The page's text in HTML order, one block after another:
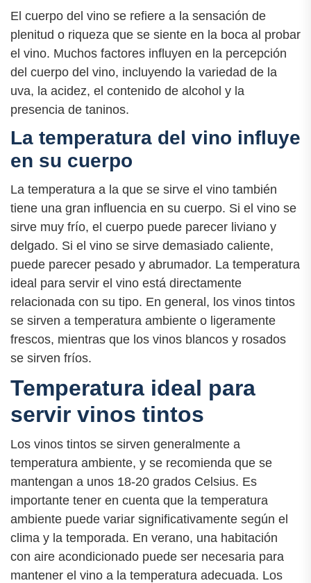
El cuerpo del vino se refiere a la sensación de
plenitud o riqueza que se siente en la boca al probar
el vino. Muchos factores influyen en la percepción
del cuerpo del vino, incluyendo la variedad de la
uva, la acidez, el contenido de alcohol y la
presencia de taninos.
La temperatura del vino influye
en su cuerpo
La temperatura a la que se sirve el vino también
tiene una gran influencia en su cuerpo. Si el vino se
sirve muy frío, el cuerpo puede parecer liviano y
delgado. Si el vino se sirve demasiado caliente,
puede parecer pesado y abrumador. La temperatura
ideal para servir el vino está directamente
relacionada con su tipo. En general, los vinos tintos
se sirven a temperatura ambiente o ligeramente
frescos, mientras que los vinos blancos y rosados
se sirven fríos.
Temperatura ideal para
servir vinos tintos
Los vinos tintos se sirven generalmente a
temperatura ambiente, y se recomienda que se
mantengan a unos 18-20 grados Celsius. Es
importante tener en cuenta que la temperatura
ambiente puede variar significativamente según el
clima y la temporada. En verano, una habitación
con aire acondicionado puede ser necesaria para
mantener el vino a la temperatura adecuada. Los